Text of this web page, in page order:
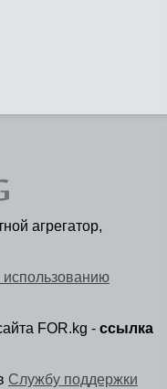
агрегатор,
FOR.kg - ссылка
Службу поддержки